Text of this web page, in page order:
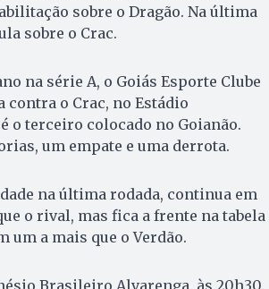
sobre o Dragão. Na última
sobre o Crac.
na série A, o Goiás Esporte Clube
contra o Crac, no Estádio
o terceiro colocado no Goianão.
um empate e uma derrota.
na última rodada, continua em
o rival, mas fica a frente na tabela
um a mais que o Verdão.
Brasileiro Alvarenga, às 20h30.